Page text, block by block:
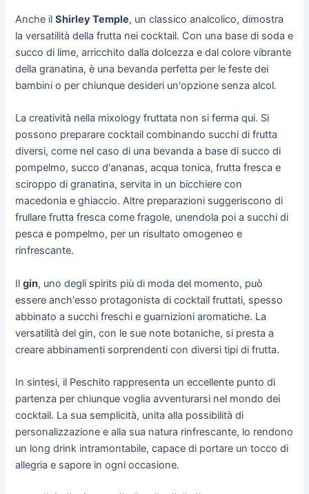
Anche ilShirley Temple, un classico analcolico, dimostra
la versatilità della frutta nei cocktail. Con una base di soda e
succo di lime, arricchito dalla dolcezza e dal colore vibrante
della granatina, è una bevanda perfetta per le feste dei
bambini o per chiunque desideri un'opzione senza alcol.
La creatività nella mixology fruttata non si ferma qui. Si
possono preparare cocktail combinando succhi di frutta
diversi, come nel caso di una bevanda a base di succo di
pompelmo, succo d'ananas, acqua tonica, frutta fresca e
sciroppo di granatina, servita in un bicchiere con
macedonia e ghiaccio. Altre preparazioni suggeriscono di
frullare frutta fresca come fragole, unendola poi a succhi di
pesca e pompelmo, per un risultato omogeneo e
rinfrescante.
Ilgin, uno degli spirits più di moda del momento, può
essere anch'esso protagonista di cocktail fruttati, spesso
abbinato a succhi freschi e guarnizioni aromatiche. La
versatilità del gin, con le sue note botaniche, si presta a
creare abbinamenti sorprendenti con diversi tipi di frutta.
In sintesi, il Peschito rappresenta un eccellente punto di
partenza per chiunque voglia avventurarsi nel mondo dei
cocktail. La sua semplicità, unita alla possibilità di
personalizzazione e alla sua natura rinfrescante, lo rendono
un long drink intramontabile, capace di portare un tocco di
allegria e sapore in ogni occasione.